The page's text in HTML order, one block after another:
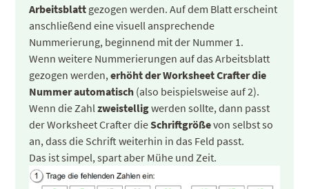
Arbeitsblatt gezogen werden. Auf dem Blatt erscheint
anschließend eine visuell ansprechende
Nummerierung, beginnend mit der Nummer 1.
Wenn weitere Nummerierungen auf das Arbeitsblatt
gezogen werden,erhöht der Worksheet Crafter die
Nummer automatisch (also beispielsweise auf 2).
Wenn die Zahl zweistelligwerden sollte, dann passt
der Worksheet Crafter dieSchriftgrößevon selbst so
an, dass die Schrift weiterhin in das Feld passt.
Das ist simpel, spart aber Mühe und Zeit.